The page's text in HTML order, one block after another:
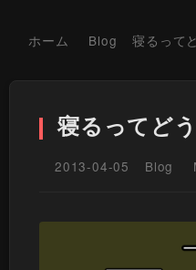
ホーム Blog 寝るって
寝るってど
2013-04-05 Blog